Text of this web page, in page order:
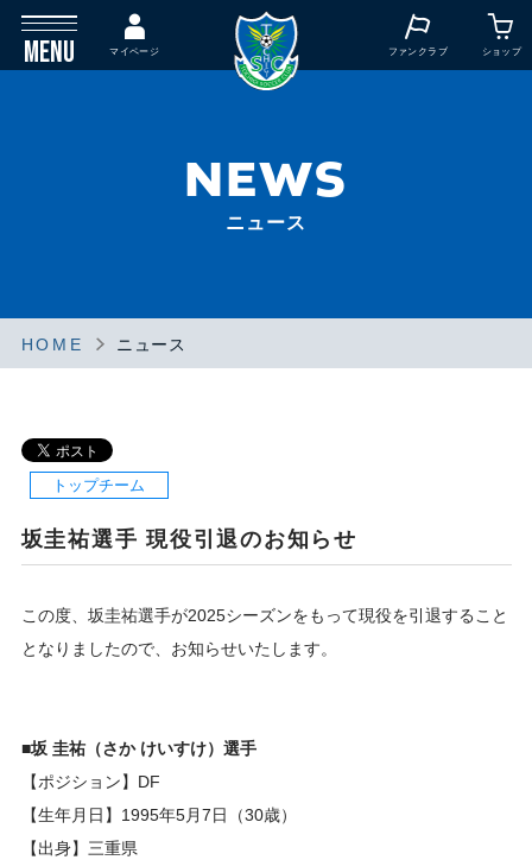
MENU マイページ ファンクラブ ショップ
NEWS
ニュース
HOME ニュース
トップチーム
坂圭祐選手 現役引退のお知らせ
この度、坂圭祐選手が2025シーズンをもって現役を引退すること
となりましたので、お知らせいたします。
■坂 圭祐（さか けいすけ）選手
【ポジション】DF
【生年月日】1995年5月7日（30歳）
【出身】三重県